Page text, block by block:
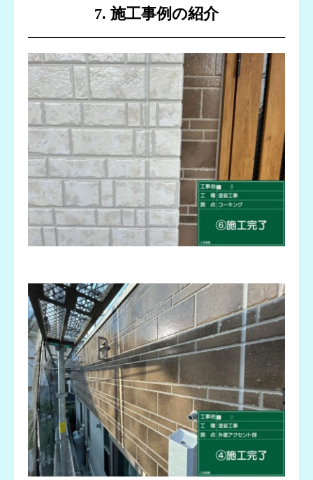
7. 施工事例の紹介